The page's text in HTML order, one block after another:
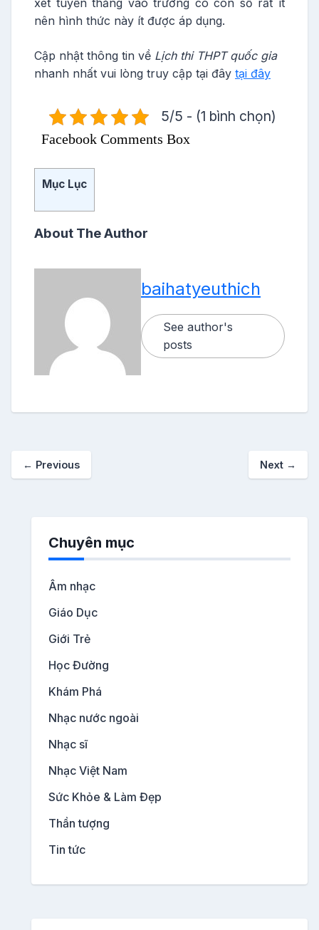
xét tuyển thẳng vào trường có con số rất ít
nên hình thức này ít được áp dụng.
Cập nhật thông tin về Lịch thi THPT quốc gia
nhanh nhất vui lòng truy cập tại đây tại đây
5/5 - (1 bình chọn)
Facebook Comments Box
Mục Lục
About The Author
baihatyeuthich
See author's
posts
← Previous Next →
Chuyên mục
Âm nhạc
Giáo Dục
Giới Trẻ
Học Đường
Khám Phá
Nhạc nước ngoài
Nhạc sĩ
Nhạc Việt Nam
Sức Khỏe & Làm Đẹp
Thần tượng
Tin tức